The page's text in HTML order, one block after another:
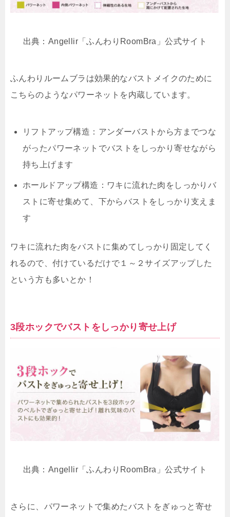
出典：Angellir「ふんわりRoomBra」公式サイト
ふんわりルームブラは効果的なバストメイクのために
こちらのようなパワーネットを内蔵しています。
リフトアップ構造：アンダーバストから方までつな
がったパワーネットでバストをしっかり寄せながら
持ち上げます
ホールドアップ構造：ワキに流れた肉をしっかりバ
ストに寄せ集めて、下からバストをしっかり支えま
す
ワキに流れた肉をバストに集めてしっかり固定してく
れるので、付けているだけで１～２サイズアップした
という方も多いとか！
3段ホックでバストをしっかり寄せ上げ
出典：Angellir「ふんわりRoomBra」公式サイト
さらに、パワーネットで集めたバストをぎゅっと寄せ